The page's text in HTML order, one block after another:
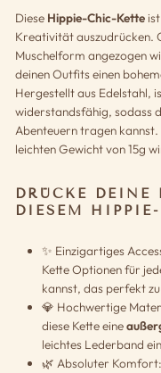
Diese Hippie-Chic-Kette
Kreativität auszudrücken.
Muschelform angezogen
deinen Outfits einen
Hergestellt aus Edelstahl,
widerstandsfähig, sodass
Abenteuern tragen
leichten Gewicht von 15g
DRÜCKE
DIESEM
✨ Einzigartiges
Kette Optionen für
kannst, das perfekt
💎 Hochwertige
diese Kette eine
leichtes Lederband
🌿 Absoluter